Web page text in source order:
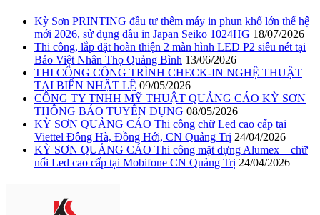
Kỳ Sơn PRINTING đầu tư thêm máy in phun khổ lớn thế hệ
mới 2026, sử dụng đầu in Japan Seiko 1024HG 18/07/2026
Thi công, lắp đặt hoàn thiện 2 màn hình LED P2 siêu nét tại
Bảo Việt Nhân Thọ Quảng Bình 13/06/2026
THI CÔNG CÔNG TRÌNH CHECK-IN NGHỆ THUẬT
TẠI BIỂN NHẬT LỆ 09/05/2026
CÔNG TY TNHH MỸ THUẬT QUẢNG CÁO KỲ SƠN
THÔNG BÁO TUYỂN DỤNG 08/05/2026
KỲ SƠN QUẢNG CÁO Thi công chữ Led cao cấp tại
Viettel Đông Hà, Đồng Hới, CN Quảng Trị 24/04/2026
KỲ SƠN QUẢNG CÁO Thi công mặt dựng Alumex – chữ
nổi Led cao cấp tại Mobifone CN Quảng Trị 24/04/2026